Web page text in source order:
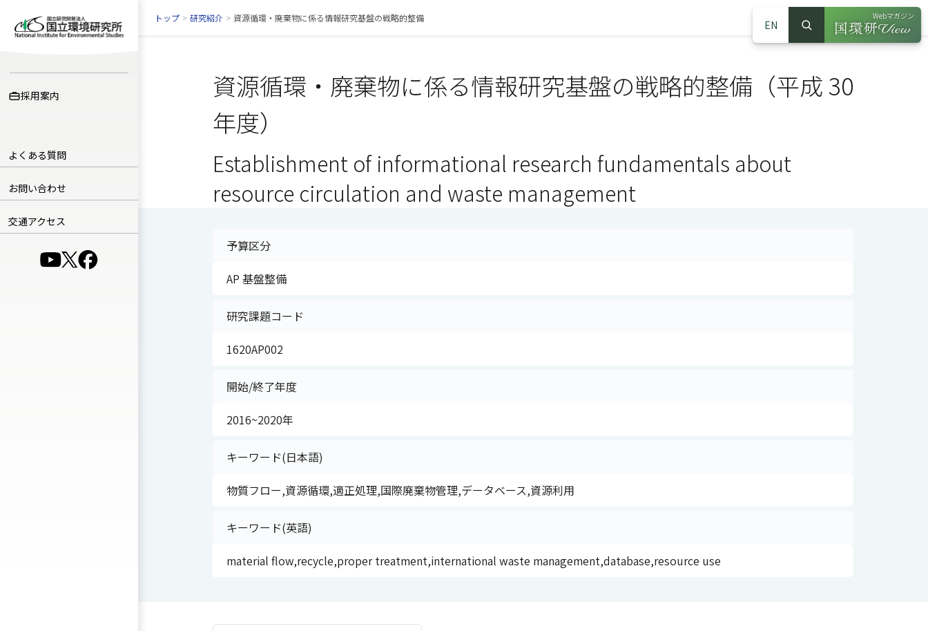
採用案内
よくある質問
お問い合わせ
交通アクセス
（別ウインドウで開きます）
（別ウインドウで開きます）
（別ウインドウで開きます）
EN
サイト内検索
検索
Webマガジン
（別ウインドウ
トップ > 研究紹介 > 資源循環・廃棄物に係る情報研究基盤の戦略的整備
資源循環・廃棄物に係る情報研究基盤の戦略的整備（平成 30
年度）
Establishment of informational research fundamentals about
resource circulation and waste management
予算区分
AP 基盤整備
研究課題コード
1620AP002
開始/終了年度
2016~2020年
キーワード(日本語)
物質フロー,資源循環,適正処理,国際廃棄物管理,データベース,資源利用
キーワード(英語)
material flow,recycle,proper treatment,international waste management,database,resource use